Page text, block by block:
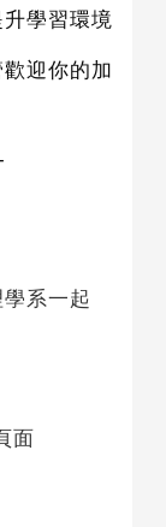
學習環境
迎你的加
系一起
面